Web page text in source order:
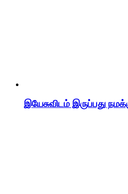
இயேசுவிடம் இருப்பது